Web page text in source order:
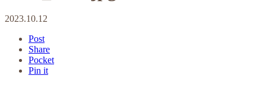
2023.10.12
Post
Share
Pocket
Pin it